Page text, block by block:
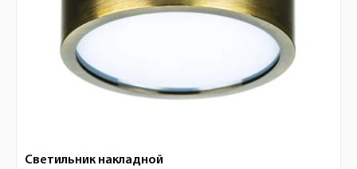
Светильник накладной